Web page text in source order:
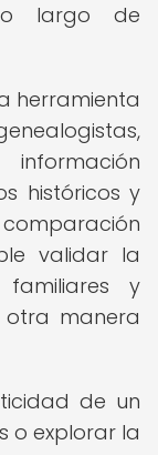
largo de
herramienta
históricos y
validar la
y
manera
de un
o explorar la